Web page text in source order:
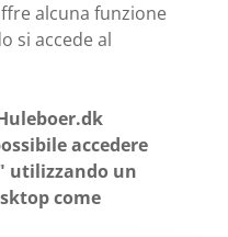
alcuna funzione
si accede al
accedere
utilizzando un
come